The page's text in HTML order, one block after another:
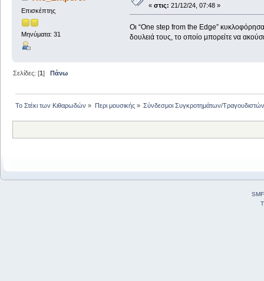
Επισκέπτης
Μηνύματα: 31
« στις: 21/12/24, 07:48 »
Οι “One step from the Edge”
δουλειά τους, το οποίο μπορείτε να
Σελίδες: [1]Πάνω
Το Στέκι των Κιθαρωδών » Περι μουσικής» Σύνδεσμοι Συγκροτημάτων/Τραγουδιστών